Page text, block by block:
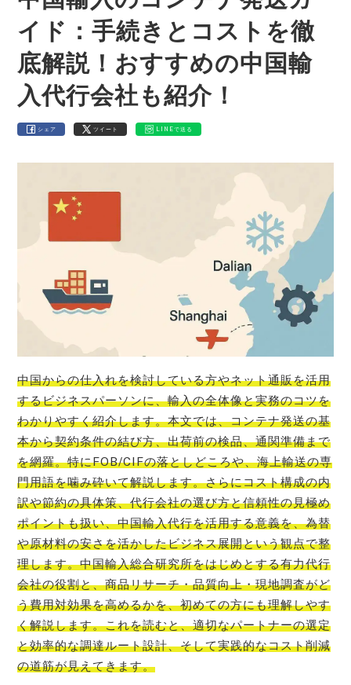
イド：手続きとコストを徹
底解説！おすすめの中国輸
入代行会社も紹介！
シェア ツイート LINEで送る
中国からの仕入れを検討している方やネット通販を活用
するビジネスパーソンに、輸入の全体像と実務のコツを
わかりやすく紹介します。本文では、コンテナ発送の基
本から契約条件の結び方、出荷前の検品、通関準備まで
を網羅。特にFOB/CIFの落としどころや、海上輸送の専
門用語を噛み砕いて解説します。さらにコスト構成の内
訳や節約の具体策、代行会社の選び方と信頼性の見極め
ポイントも扱い、中国輸入代行を活用する意義を、為替
や原材料の安さを活かしたビジネス展開という観点で整
理します。中国輸入総合研究所をはじめとする有力代行
会社の役割と、商品リサーチ・品質向上・現地調査がど
う費用対効果を高めるかを、初めての方にも理解しやす
く解説します。これを読むと、適切なパートナーの選定
と効率的な調達ルート設計、そして実践的なコスト削減
の道筋が見えてきます。